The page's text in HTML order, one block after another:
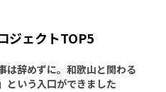
ジェクトTOP5
は辞めずに。和歌山と関わる
という入口ができました